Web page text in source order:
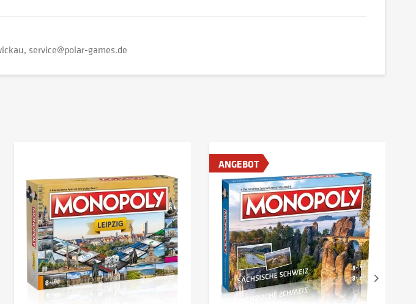
service@polar-games.de
ANGEBOT